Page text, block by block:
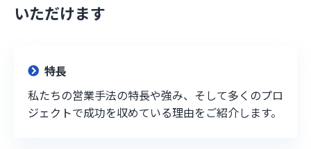
いただけます
特長
私たちの営業手法の特長や強み、そして多くのプロ
ジェクトで成功を収めている理由をご紹介します。